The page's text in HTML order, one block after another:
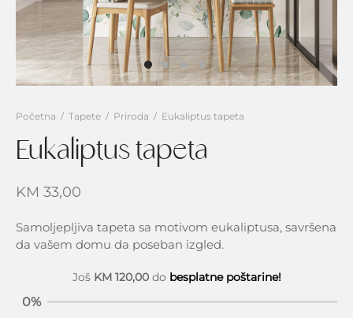
Početna / Tapete / Priroda / Eukaliptus tapeta
Eukaliptus tapeta
KM 33,00
Samoljepljiva tapeta sa motivom eukaliptusa, savršena
da vašem domu da poseban izgled.
Još KM120,00do besplatne poštarine!
0%
svijeta
visine
boravak
i trpezarija
svijeta